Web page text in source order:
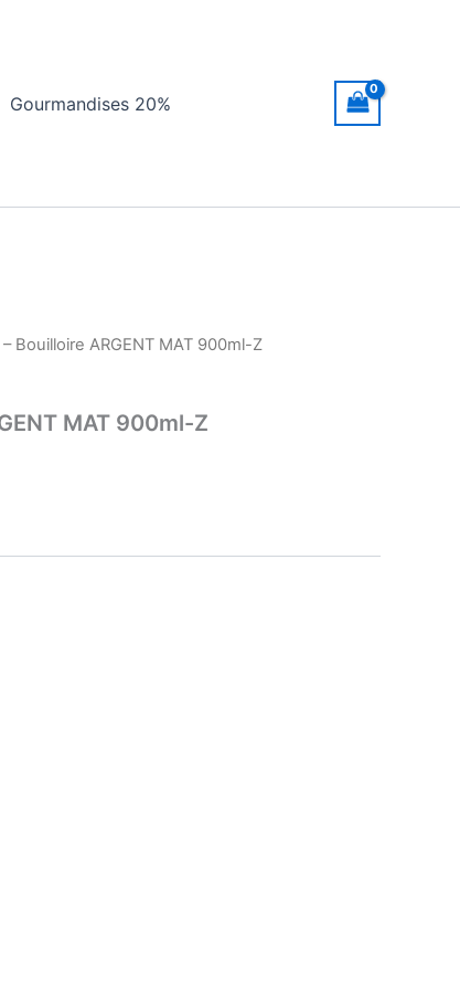
Gourmandises 20%
Bouilloire ARGENT MAT 900ml-Z
MAT 900ml-Z